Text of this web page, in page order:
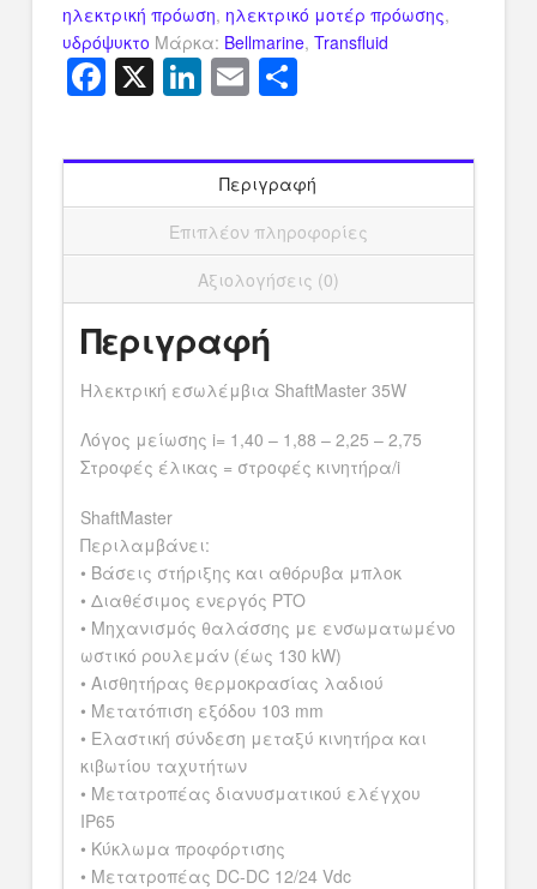
ηλεκτρική πρόωση, ηλεκτρικό μοτέρ πρόωσης,
υδρόψυκτο Μάρκα: Bellmarine, Transfluid
Facebook
X LinkedIn
Email
Περιγραφή
Επιπλέον πληροφορίες
Αξιολογήσεις (0)
Περιγραφή
Ηλεκτρική εσωλέμβια ShaftMaster 35W
Λόγος μείωσης i= 1,40 – 1,88 – 2,25 – 2,75
Στροφές έλικας = στροφές κινητήρα/i
ShaftMaster
Περιλαμβάνει:
• Βάσεις στήριξης και αθόρυβα μπλοκ
• Διαθέσιμος ενεργός PTO
• Μηχανισμός θαλάσσης με ενσωματωμένο
ωστικό ρουλεμάν (έως 130 kW)
• Αισθητήρας θερμοκρασίας λαδιού
• Μετατόπιση εξόδου 103 mm
• Ελαστική σύνδεση μεταξύ κινητήρα και
κιβωτίου ταχυτήτων
• Μετατροπέας διανυσματικού ελέγχου
IP65
• Κύκλωμα προφόρτισης
• Μετατροπέας DC-DC 12/24 Vdc